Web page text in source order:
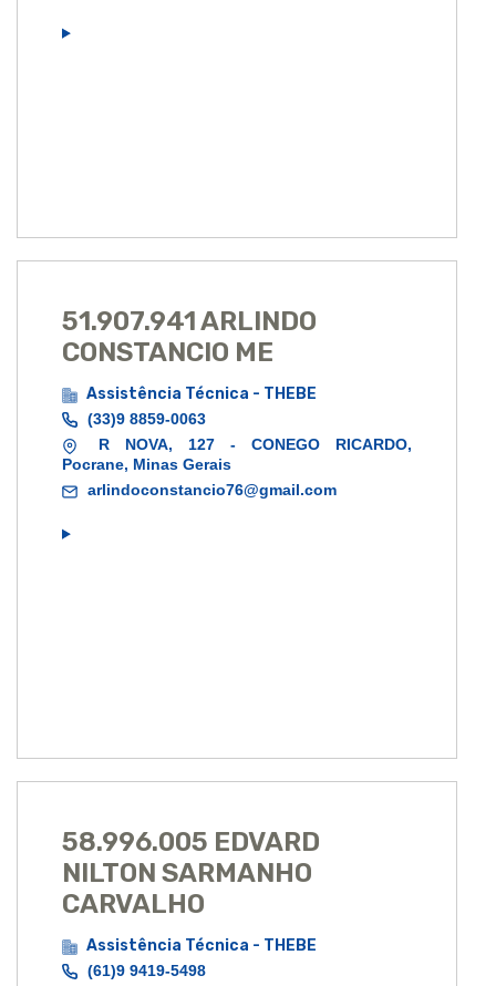
51.907.941 ARLINDO
CONSTANCIO ME
Assistência Técnica - THEBE
(33)9 8859-0063
R NOVA, 127 - CONEGO RICARDO,
Pocrane, Minas Gerais
arlindoconstancio76@gmail.com
58.996.005 EDVARD
NILTON SARMANHO
CARVALHO
Assistência Técnica - THEBE
(61)9 9419-5498